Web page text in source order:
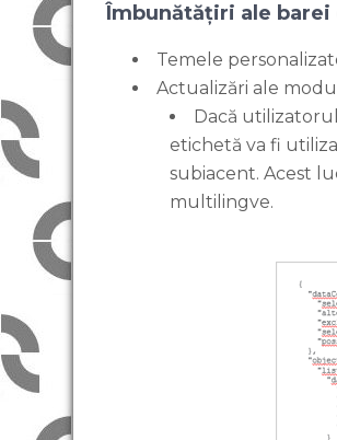
Îmbunătățiri ale barei
Temele
Actualizări ale
Dacă
etichetă va fi
subiacent. Acest
multilingve.